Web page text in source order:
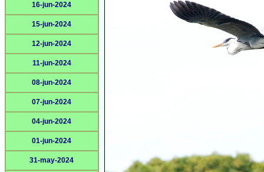
16-jun-2024
15-jun-2024
12-jun-2024
11-jun-2024
08-jun-2024
07-jun-2024
04-jun-2024
01-jun-2024
31-may-2024